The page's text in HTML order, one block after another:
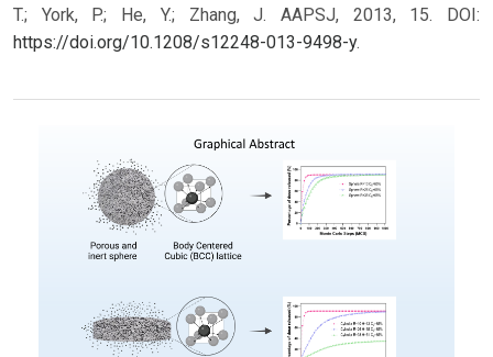
T.; York, P.; He, Y.; Zhang, J. AAPSJ, 2013, 15. DOI:
https://doi.org/10.1208/s12248-013-9498-y.